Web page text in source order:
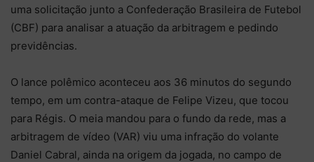
uma solicitação junto a Confederação Brasileira de Futebol
(CBF) para analisar a atuação da arbitragem e pedindo
previdências.
O lance polêmico aconteceu aos 36 minutos do segundo
tempo, em um contra-ataque de Felipe Vizeu, que tocou
para Régis. O meia mandou para o fundo da rede, mas a
arbitragem de vídeo (VAR) viu uma infração do volante
Daniel Cabral, ainda na origem da jogada, no campo de